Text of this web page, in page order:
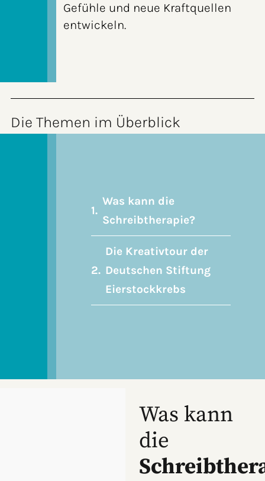
Gefühle und neue Kraftquellen
entwickeln.
Die Themen im Überblick
Was kann die
Schreibtherapie?
Die Kreativtour der
Deutschen Stiftung
Eierstockkrebs
Was kann
die